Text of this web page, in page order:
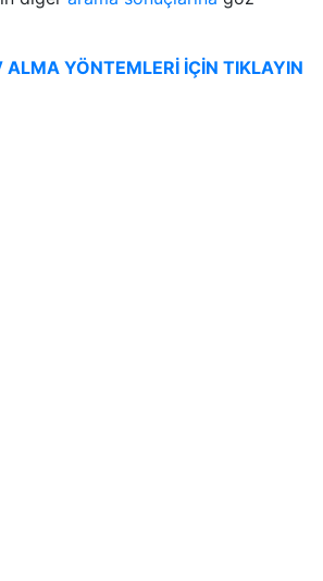
ALMA YÖNTEMLERİ İÇİN TIKLAYIN